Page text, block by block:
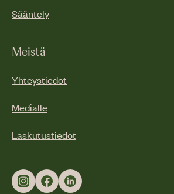
Sääntely
Meistä
Yhteystiedot
Medialle
Laskutustiedot